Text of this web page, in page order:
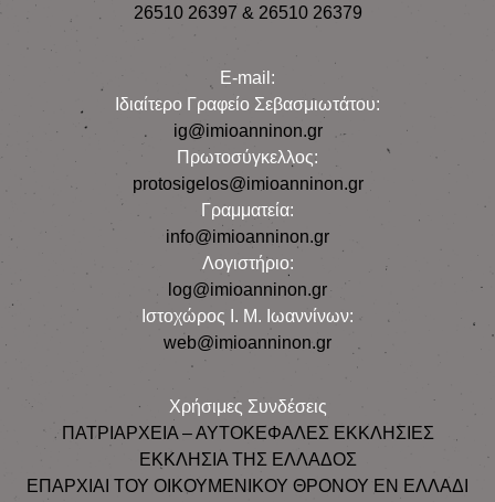
26510 26397 & 26510 26379
E-mail:
Iδιαίτερο Γραφείο Σεβασμιωτάτου:
ig@imioanninon.gr
Πρωτοσύγκελλος:
protosigelos@imioanninon.gr
Γραμματεία:
info@imioanninon.gr
Λογιστήριο:
log@imioanninon.gr
Ιστοχώρος Ι. Μ. Ιωαννίνων:
web@imioanninon.gr
Χρήσιμες Συνδέσεις
ΠΑΤΡΙΑΡΧΕΙΑ – ΑΥΤΟΚΕΦΑΛΕΣ ΕΚΚΛΗΣΙΕΣ
ΕΚΚΛΗΣΙΑ ΤΗΣ ΕΛΛΑΔΟΣ
ΕΠΑΡΧΙΑΙ ΤΟΥ ΟΙΚΟΥΜΕΝΙΚΟΥ ΘΡΟΝΟΥ ΕΝ ΕΛΛΑΔΙ